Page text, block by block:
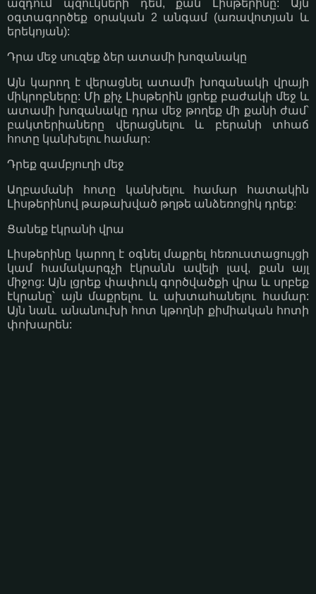
ազդում պզուկների դեմ, քան Լիսթերինը: Այն
օգտագործեք օրական 2 անգամ (առավոտյան և
երեկոյան):
Դրա մեջ սուզեք ձեր ատամի խոզանակը
Այն կարող է վերացնել ատամի խոզանակի վրայի
միկրոբները: Մի քիչ Լիսթերին լցրեք բաժակի մեջ և
ատամի խոզանակը դրա մեջ թողեք մի քանի ժամ՝
բակտերիաները վերացնելու և բերանի տհաճ
հոտը կանխելու համար:
Դրեք զամբյուղի մեջ
Աղբամանի հոտը կանխելու համար հատակին
Լիսթերինով թաթախված թղթե անձեռոցիկ դրեք:
Ցանեք էկրանի վրա
Լիսթերինը կարող է օգնել մաքրել հեռուստացույցի
կամ համակարգչի էկրանն ավելի լավ, քան այլ
միջոց: Այն լցրեք փափուկ գործվածքի վրա և սրբեք
էկրանը՝ այն մաքրելու և ախտահանելու համար:
Այն նաև անանուխի հոտ կթողնի քիմիական հոտի
փոխարեն: